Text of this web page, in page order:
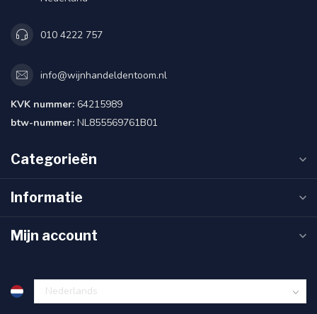
010 4222 757
info@wijnhandeldentoom.nl
KVK nummer: 64215989
btw-nummer: NL855569761B01
Categorieën
Informatie
Mijn account